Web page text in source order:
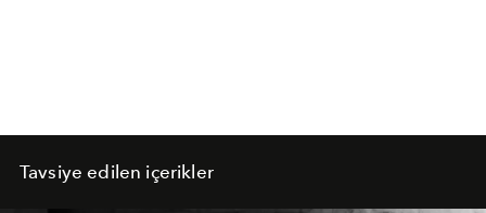
Tavsiye edilen içerikler